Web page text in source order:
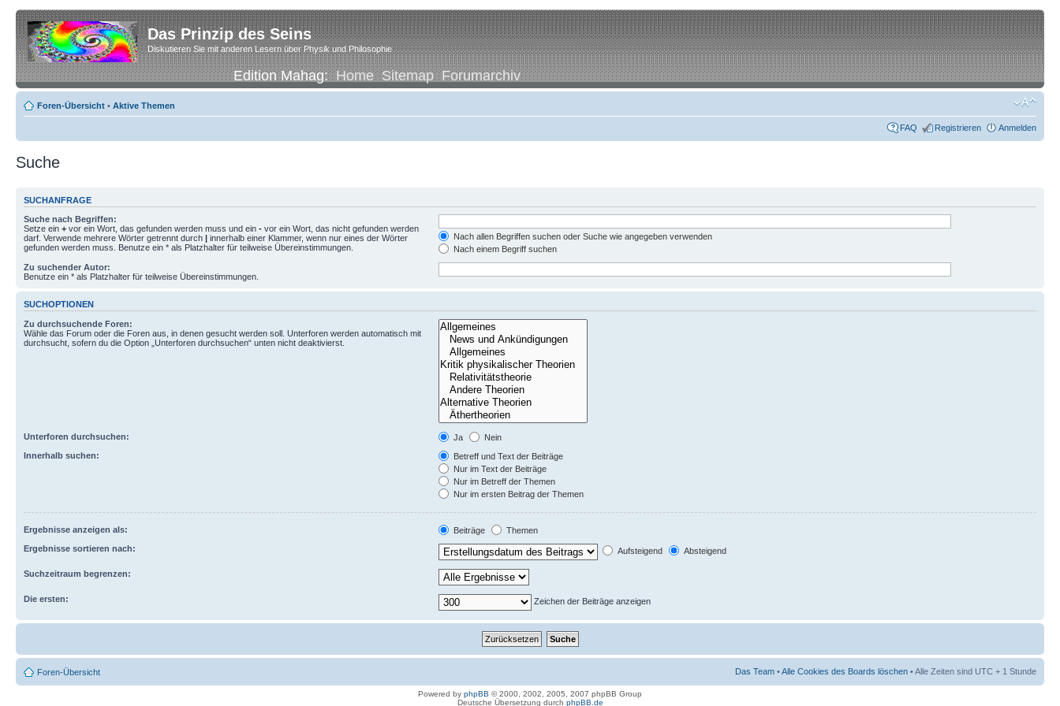
Das Prinzip des Seins
Diskutieren Sie mit anderen Lesern über Physik und Philosophie
Edition Mahag:Home Sitemap Forumarchiv
Foren-Übersicht • Aktive Themen
FAQ Registrieren Anmelden
Suche
SUCHANFRAGE
Suche nach Begriffen:
Setze ein + vor ein Wort, das gefunden werden muss und ein - vor ein Wort, das nicht gefunden werden
darf. Verwende mehrere Wörter getrennt durch | innerhalb einer Klammer, wenn nur eines der Wörter
gefunden werden muss. Benutze ein * als Platzhalter für teilweise Übereinstimmungen.
Nach allen Begriffen suchen oder Suche wie angegeben verwenden
Nach einem Begriff suchen
Zu suchender Autor:
Benutze ein * als Platzhalter für teilweise Übereinstimmungen.
SUCHOPTIONEN
Zu durchsuchende Foren:
Wähle das Forum oder die Foren aus, in denen gesucht werden soll. Unterforen werden automatisch mit
durchsucht, sofern du die Option „Unterforen durchsuchen“ unten nicht deaktivierst.
Unterforen durchsuchen: Ja
Nein
Innerhalb suchen:
Betreff und Text der Beiträge
Nur im Text der Beiträge
Nur im Betreff der Themen
Nur im ersten Beitrag der Themen
Ergebnisse anzeigen als: Beiträge
Themen
Ergebnisse sortieren nach:
Aufsteigend Absteigend
Suchzeitraum begrenzen:
Die ersten: Zeichen der Beiträge anzeigen
Foren-Übersicht Das Team •Alle Cookies des Boards löschen • Alle Zeiten sind UTC + 1 Stunde
Powered by phpBB © 2000, 2002, 2005, 2007 phpBB Group
Deutsche Übersetzung durch phpBB.de